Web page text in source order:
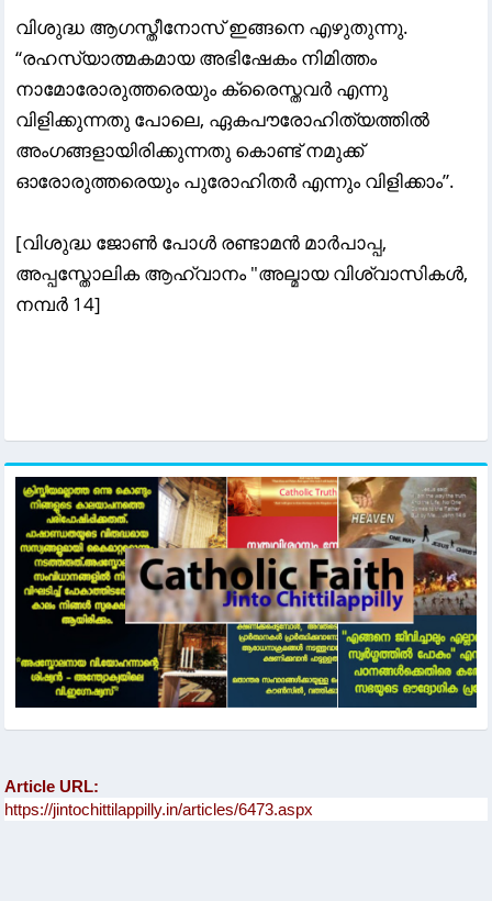
വിശുദ്ധ ആഗസ്തീനോസ് ഇങ്ങനെ എഴുതുന്നു.
“രഹസ്യാത്മകമായ അഭിഷേകം നിമിത്തം
നാമോരോരുത്തരെയും ക്രൈസ്തവർ എന്നു
വിളിക്കുന്നതു പോലെ, ഏകപൗരോഹിത്യത്തിൽ
അംഗങ്ങളായിരിക്കുന്നതു കൊണ്ട് നമുക്ക്
ഓരോരുത്തരെയും പുരോഹിതർ എന്നും വിളിക്കാം”.
[വിശുദ്ധ ജോൺ പോൾ രണ്ടാമൻ മാർപാപ്പ,
അപ്പസ്തോലിക ആഹ്വാനം "അല്മായ വിശ്വാസികൾ,
നമ്പർ 14]
Article URL: